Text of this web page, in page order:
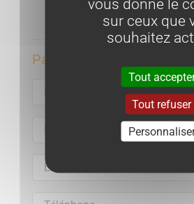
1.34m²
Salle de bain:6.62m²
11.26m²
11.60m²
13.52m²
Terrasse Nord:15.46m²
Par email :
vous donne le
sur ceux que
souhaitez
Tout
Tout refuser